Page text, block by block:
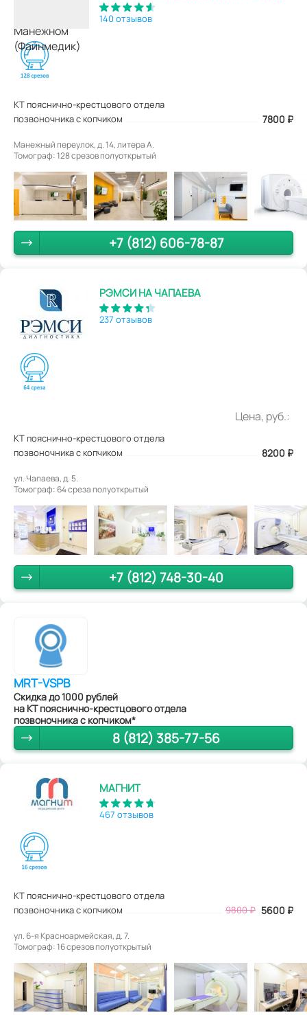
140 отзывов
КТ пояснично-крестцового отдела
позвоночника с копчиком
7800 ₽
Манежный переулок, д. 14, литера А.
Томограф: 128 срезов полуоткрытый
+7 (812) 606-78-87
РЭМСИ НА ЧАПАЕВА
237 отзывов
Цена, руб.:
КТ пояснично-крестцового отдела
позвоночника с копчиком
8200 ₽
ул. Чапаева, д. 5.
Томограф: 64 среза полуоткрытый
+7 (812) 748-30-40
MRT-VSPB
Скидка до 1000 рублей
на КТ пояснично-крестцового отдела
позвоночника с копчиком*
8 (812) 385-77-56
МАГНИТ
467 отзывов
КТ пояснично-крестцового отдела
позвоночника с копчиком
9800₽ 5600 ₽
ул. 6-я Красноармейская, д. 7.
Томограф: 16 срезов полуоткрытый